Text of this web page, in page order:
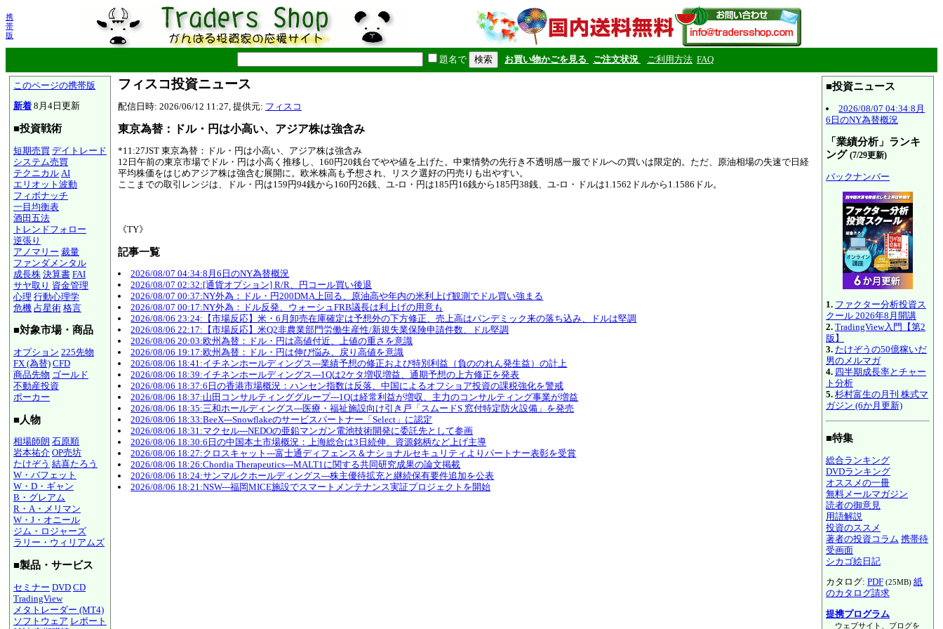
携
帯
版
題名で お買い物かごを見る ご注文状況 ご利用方法 FAQ
このページの携帯版
新着 8月4日更新
■投資戦術
短期売買 デイトレード
システム売買
テクニカル AI
エリオット波動
フィボナッチ
一目均衡表
酒田五法
トレンドフォロー
逆張り
アノマリー 裁量
ファンダメンタル
成長株 決算書 FAI
サヤ取り 資金管理
心理 行動心理学
危機 占星術 格言
■対象市場・商品
オプション 225先物
FX (為替) CFD
商品先物 ゴールド
不動産投資
ポーカー
■人物
相場師朗 石原順
岩本祐介 OP売坊
たけぞう 結喜たろう
W・バフェット
W・D・ギャン
B・グレアム
R・A・メリマン
W・J・オニール
ジム・ロジャーズ
ラリー・ウィリアムズ
■製品・サービス
セミナー DVD CD
TradingView
メタトレーダー (MT4)
ソフトウェア レポート
フィスコ投資ニュース
配信日時: 2026/06/12 11:27, 提供元: フィスコ
東京為替：ドル・円は小高い、アジア株は強含み
*11:27JST 東京為替：ドル・円は小高い、アジア株は強含み
12日午前の東京市場でドル・円は小高く推移し、160円20銭台でやや値を上げた。中東情勢の先行き不透明感一服でドルへの買いは限定的。ただ、原油相場の失速で日経
平均株価をはじめアジア株は強含む展開に。欧米株高も予想され、リスク選好の円売りも出やすい。
ここまでの取引レンジは、ドル・円は159円94銭から160円26銭、ユ-ロ・円は185円16銭から185円38銭、ユ-ロ・ドルは1.1562ドルから1.1586ドル。
《TY》
記事一覧
2026/08/07 04:34:8月6日のNY為替概況
2026/08/07 02:32:[通貨オプション] R/R、円コール買い後退
2026/08/07 00:37:NY外為：ドル・円200DMA上回る、原油高や年内の米利上げ観測でドル買い強まる
2026/08/07 00:17:NY外為：ドル反発、ウォーシュFRB議長は利上げの用意も
2026/08/06 23:24:【市場反応】米・6月卸売在庫確定は予想外の下方修正、売上高はパンデミック来の落ち込み、ドルは堅調
2026/08/06 22:17:【市場反応】米Q2非農業部門労働生産性/新規失業保険申請件数、ドル堅調
2026/08/06 20:03:欧州為替：ドル・円は高値付近、上値の重さを意識
2026/08/06 19:17:欧州為替：ドル・円は伸び悩み、戻り高値を意識
2026/08/06 18:41:イチネンホールディングス---業績予想の修正および特別利益（負ののれん発生益）の計上
2026/08/06 18:39:イチネンホールディングス---1Qは2ケタ増収増益、通期予想の上方修正を発表
2026/08/06 18:37:6日の香港市場概況：ハンセン指数は反落、中国によるオフショア投資の課税強化を警戒
2026/08/06 18:37:山田コンサルティンググループ---1Qは経常利益が増収、主力のコンサルティング事業が増益
2026/08/06 18:35:三和ホールディングス---医療・福祉施設向け引き戸「スムードS 窓付特定防火設備」を発売
2026/08/06 18:33:BeeX---Snowflakeのサービスパートナー「Select」に認定
2026/08/06 18:31:マクセル---NEDOの亜鉛マンガン電池技術開発に委託先として参画
2026/08/06 18:30:6日の中国本土市場概況：上海総合は3日続伸、資源銘柄など上げ主導
2026/08/06 18:27:クロスキャット---富士通ディフェンス＆ナショナルセキュリティよりパートナー表彰を受賞
2026/08/06 18:26:Chordia Therapeutics---MALT1に関する共同研究成果の論文掲載
2026/08/06 18:24:サンマルクホールディングス---株主優待拡充と継続保有要件追加を公表
2026/08/06 18:21:NSW---福岡MICE施設でスマートメンテナンス実証プロジェクトを開始
■投資ニュース
2026/08/07 04:34:8月
6日のNY為替概況
「業績分析」ランキ
ング (7/29更新)
バックナンバー
1. ファクター分析投資ス
クール 2026年8月開講
2. TradingView入門【第2
版】
3. たけぞうの50億稼いだ
男のメルマガ
4. 四半期成長率とチャー
ト分析
5. 杉村富生の月刊 株式マ
ガジン (6か月更新)
■特集
総合ランキング
DVDランキング
オススメの一冊
無料メールマガジン
読者の御意見
用語解説
投資のススメ
著者の投資コラム 携帯待
受画面
シカゴ絵日記
カタログ: PDF (25MB) 紙
のカタログ請求
提携プログラム
ウェブサイト、ブログを